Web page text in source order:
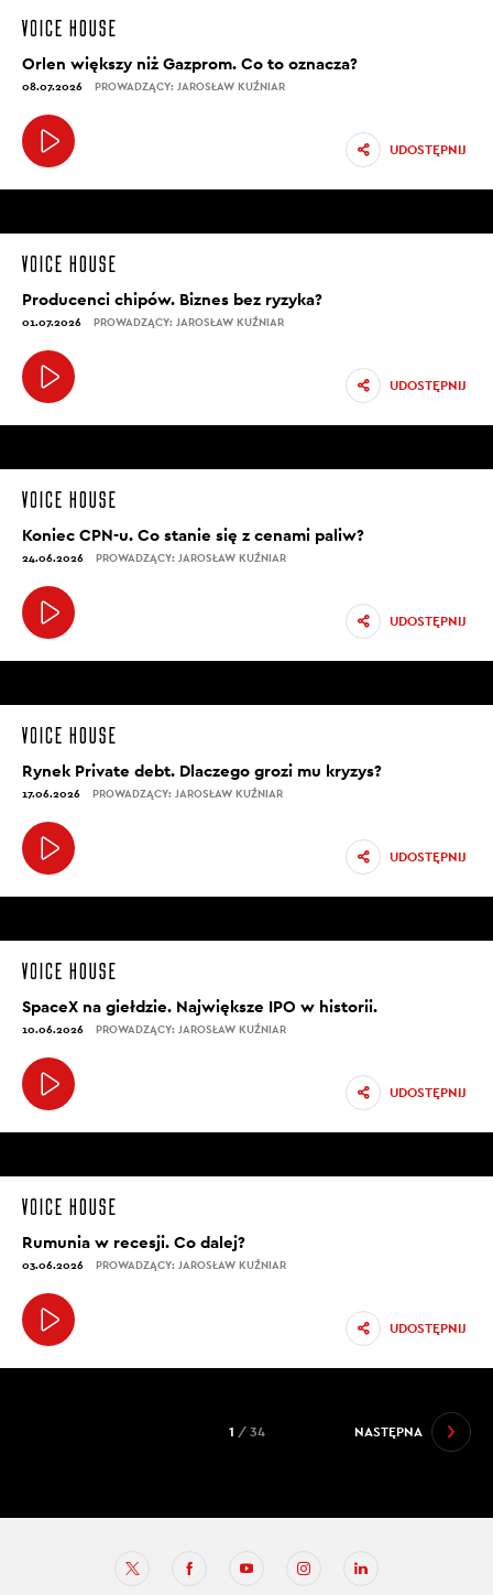
Orlen większy niż Gazprom. Co to oznacza?
08.07.2026 PROWADZĄCY: JAROSŁAW KUŹNIAR
UDOSTĘPNIJ
Producenci chipów. Biznes bez ryzyka?
01.07.2026 PROWADZĄCY: JAROSŁAW KUŹNIAR
UDOSTĘPNIJ
Koniec CPN-u. Co stanie się z cenami paliw?
24.06.2026 PROWADZĄCY: JAROSŁAW KUŹNIAR
UDOSTĘPNIJ
Rynek Private debt. Dlaczego grozi mu kryzys?
17.06.2026 PROWADZĄCY: JAROSŁAW KUŹNIAR
UDOSTĘPNIJ
SpaceX na giełdzie. Największe IPO w historii.
10.06.2026 PROWADZĄCY: JAROSŁAW KUŹNIAR
UDOSTĘPNIJ
Rumunia w recesji. Co dalej?
03.06.2026 PROWADZĄCY: JAROSŁAW KUŹNIAR
UDOSTĘPNIJ
NASTĘPNA
1 / 34